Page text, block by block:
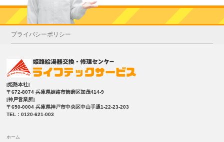
プライバシーポリシー
[姫路本社]
〒672-8074 兵庫県姫路市飾磨区加茂414-9
[神戸営業所]
〒650-0004 兵庫県神戸市中央区中山手通1-22-23-203
TEL：0120-621-003
ホーム